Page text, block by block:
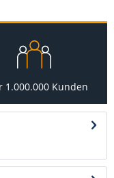
1.000.000 Kunden